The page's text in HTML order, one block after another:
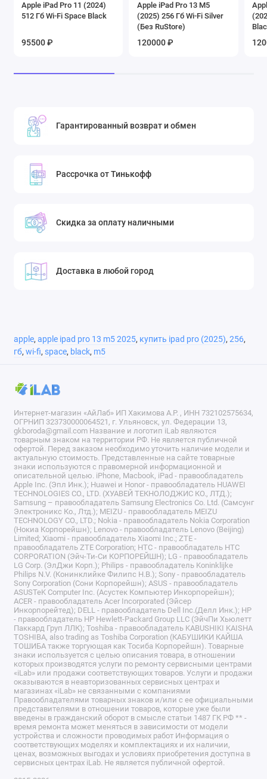
Apple iPad Pro 11 (2024)
512 Гб Wi-Fi Space Black
95500 ₽
Apple iPad Pro 13 M5
(2025) 256 Гб Wi-Fi Silver
(Без RuStore)
120000 ₽
Гарантированный возврат и обмен
Рассрочка от Тинькофф
Скидка за оплату наличными
Доставка в любой город
apple, apple ipad pro 13 m5 2025, купить ipad pro (2025), 256,
гб, wi-fi, space, black, m5
Интернет-магазин «АйЛаб» ИП Хакимова А.Р. , ИНН 732102575634,
ОГРНИП 323730000064521, г. Ульяновск, ул. Федерации 13,
gkboroda@gmail.com Название и логотип iLab являются
товарным знаком на территории РФ. Не является публичной
офертой. Перед заказом необходимо уточить наличие модели и
актуальную стоимость. Представленные на сайте товарные
знаки используются с правомерной информационной и
описательной целью. iPhone, Macbook, iPad - правообладатель
Apple Inc. (Эпл Инк.); Huawei и Honor - правообладатель HUAWEI
TECHNOLOGIES CO., LTD. (ХУАВЕЙ ТЕКНОЛОДЖИС КО., ЛТД.);
Samsung – правообладатель Samsung Electronics Co. Ltd. (Самсунг
Электроникс Ко., Лтд.); MEIZU - правообладатель MEIZU
TECHNOLOGY CO., LTD.; Nokia - правообладатель Nokia Corporation
(Нокиа Корпорейшн); Lenovo - правообладатель Lenovo (Beijing)
Limited; Xiaomi - правообладатель Xiaomi Inc.; ZTE -
правообладатель ZTE Corporation; HTC - правообладатель HTC
CORPORATION (Эйч-Ти-Си КОРПОРЕЙШН); LG - правообладатель
LG Corp. (ЭлДжи Корп.); Philips - правообладатель Koninklijke
Philips N.V. (Конинклийке Филипс Н.В.); Sony - правообладатель
Sony Corporation (Сони Корпорейшн); ASUS - правообладатель
ASUSTeK Computer Inc. (Асустек Компьютер Инкорпорейшн);
ACER - правообладатель Acer Incorporated (Эйсер
Инкорпорейтед); DELL - правообладатель Dell Inc.(Делл Инк.); HP
- правообладатель HP Hewlett-Packard Group LLC (ЭйчПи Хьюлетт
Паккард Груп ЛЛК); Toshiba - правообладатель KABUSHIKI KAISHA
TOSHIBA, also trading as Toshiba Corporation (КАБУШИКИ КАЙША
ТОШИБА также торгующая как Тосиба Корпорейшн). Товарные
знаки используется с целью описания товара, в отношении
которых производятся услуги по ремонту сервисными центрами
«iLab» или продажи соответствующих товаров. Услуги и продажи
оказываются в неавторизованных сервисных центрах и
магазинах «iLab» не связанными с компаниями
Правообладателями товарных знаков и/или с ее официальными
представителями в отношении товаров, которые уже были
введены в гражданский оборот в смысле статьи 1487 ГК РФ ** -
время ремонта может меняться в зависимости от модели
устройства и сложности проводимых работ Информация о
соответствующих моделях и комплектациях и их наличии,
ценах, возможных выгодах и условиях приобретения доступна в
сервисных центрах iLab. Не является публичной офертой.